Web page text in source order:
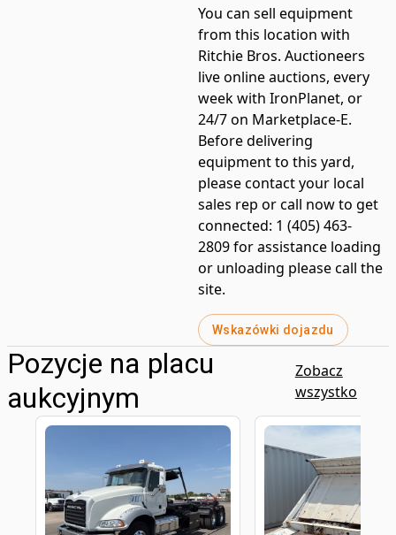
You can sell equipment
from this location with
Ritchie Bros. Auctioneers
live online auctions, every
week with IronPlanet, or
24/7 on Marketplace-E.
Before delivering
equipment to this yard,
please contact your local
sales rep or call now to get
connected: 1 (405) 463-
2809 for assistance loading
or unloading please call the
site.
Wskazówki dojazdu
Pozycje na placu
aukcyjnym
Zobacz
wszystko